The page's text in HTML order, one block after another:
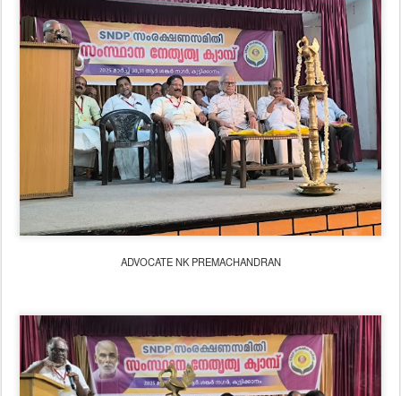
ADVOCATE NK PREMACHANDRAN